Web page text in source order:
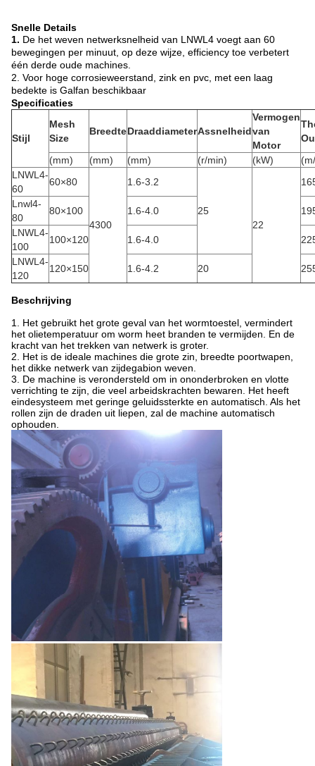
Snelle Details
1. De het weven netwerksnelheid van LNWL4 voegt aan 60
bewegingen per minuut, op deze wijze, efficiency toe verbetert
één derde oude machines.
2. Voor hoge corrosieweerstand, zink en pvc, met een laag
bedekte is Galfan beschikbaar
Specificaties
Stijl
Mesh
Size
BreedteDraaddiameterAssnelheid
Vermogen
van
Motor
(mm)
(mm) (mm) (r/min) (kW)
LNWL4-
60
60×80
4300
1.6-3.2
25
22
Lnwl4-
80
80×100 1.6-4.0
LNWL4-
100
100×120 1.6-4.0
LNWL4-
120
120×150 1.6-4.2 20
Beschrijving
1. Het gebruikt het grote geval van het wormtoestel, vermindert
het olietemperatuur om worm heet branden te vermijden. En de
kracht van het trekken van netwerk is groter.
2. Het is de ideale machines die grote zin, breedte poortwapen,
het dikke netwerk van zijdegabion weven.
3. De machine is verondersteld om in ononderbroken en vlotte
verrichting te zijn, die veel arbeidskrachten bewaren. Het heeft
eindesysteem met geringe geluidssterkte en automatisch. Als het
rollen zijn de draden uit liepen, zal de machine automatisch
ophouden.